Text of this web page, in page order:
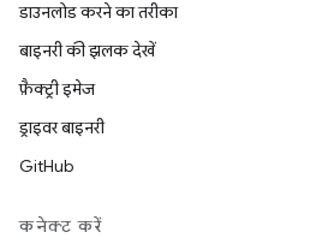
डाउनलोड करने का तरीका
बाइनरी की झलक देखें
फ़ैक्ट्री इमेज
ड्राइवर बाइनरी
GitHub
कनेक्ट करें